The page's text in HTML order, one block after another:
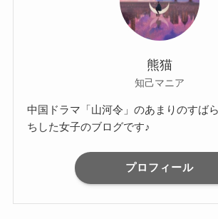
熊猫
知己マニア
中国ドラマ「山河令」のあまりのすば
ちした女子のブログです♪
プロフィール